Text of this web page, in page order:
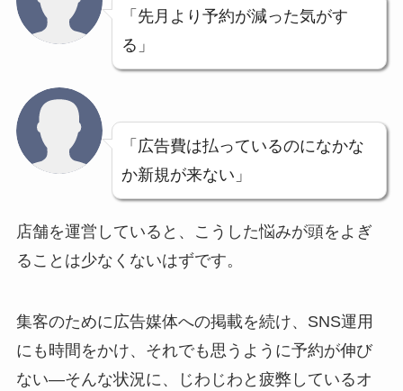
「先月より予約が減った気がす
る」
「広告費は払っているのになかな
か新規が来ない」
店舗を運営していると、こうした悩みが頭をよぎ
ることは少なくないはずです。
集客のために広告媒体への掲載を続け、SNS運用
にも時間をかけ、それでも思うように予約が伸び
ない—そんな状況に、じわじわと疲弊しているオ